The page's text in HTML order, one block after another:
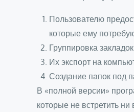
Пользователю
которые ему
Группировка
Их экспорт на
Создание папок под
В «полной версии»
которые не встретить